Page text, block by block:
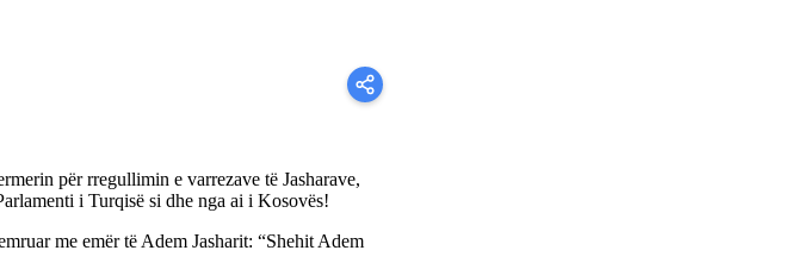
për rregullimin e varrezave të Jasharave,
i Turqisë si dhe nga ai i Kosovës!
me emër të Adem Jasharit: “Shehit Adem